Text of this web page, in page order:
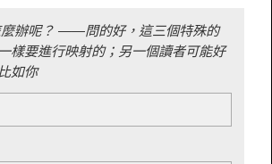
麼辦呢？ ——問的好，這三個特殊的
樣要進行映射的；另一個讀者可能好
如你